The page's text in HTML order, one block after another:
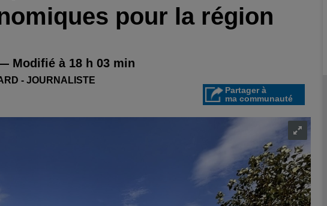
pour la région
Modifié à 18 h 03 min
- JOURNALISTE
Partager à
ma communauté